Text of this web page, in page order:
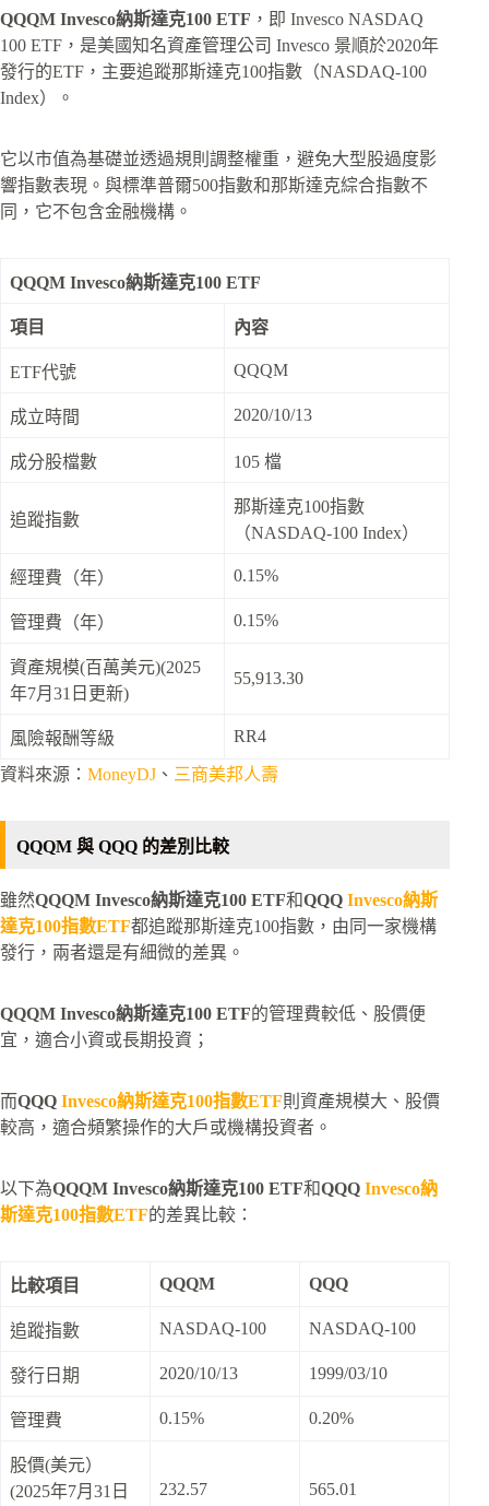
QQQM Invesco納斯達克100 ETF ，即 Invesco NASDAQ
100 ETF，是美國知名資產管理公司 Invesco 景順於2020年
發行的ETF，主要追蹤那斯達克100指數（NASDAQ-100
Index）。
它以市值為基礎並透過規則調整權重，避免大型股過度影
響指數表現。與標準普爾500指數和那斯達克綜合指數不
同，它不包含金融機構。
QQQM Invesco納斯達克100 ETF
項目 內容
ETF代號 QQQM
成立時間 2020/10/13
成分股檔數 105 檔
追蹤指數
那斯達克100指數
（NASDAQ-100 Index）
經理費（年） 0.15%
管理費（年） 0.15%
資產規模(百萬美元)(2025
年7月31日更新)
55,913.30
風險報酬等級 RR4
資料來源： MoneyDJ 、 三商美邦人壽
QQQM 與 QQQ 的差別比較
雖然QQQM Invesco納斯達克100 ETF和QQQ Invesco納斯
達克100指數ETF都追蹤那斯達克100指數，由同一家機構
發行，兩者還是有細微的差異。
QQQM Invesco納斯達克100 ETF的管理費較低、股價便
宜，適合小資或長期投資；
而QQQ Invesco納斯達克100指數ETF則資產規模大、股價
較高，適合頻繁操作的大戶或機構投資者。
以下為QQQM Invesco納斯達克100 ETF和QQQ Invesco納
斯達克100指數ETF的差異比較：
比較項目 QQQM QQQ
追蹤指數 NASDAQ-100 NASDAQ-100
發行日期 2020/10/13 1999/03/10
管理費 0.15% 0.20%
股價(美元）
(2025年7月31日
232.57 565.01